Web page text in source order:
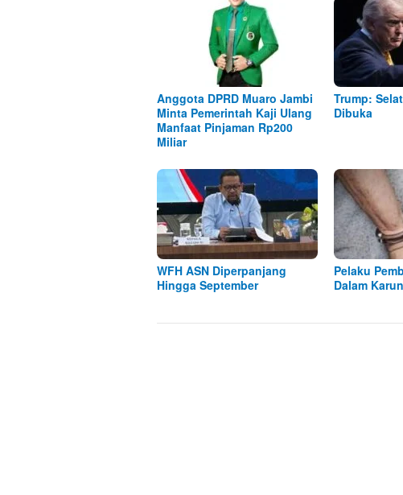
Anggota DPRD Muaro Jambi
Minta Pemerintah Kaji Ulang
Manfaat Pinjaman Rp200
Miliar
Trump:
Dibuka
WFH ASN Diperpanjang
Hingga September
Pelaku
Dalam